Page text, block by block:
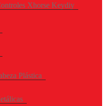
Xhorse Keydiy
Plástica